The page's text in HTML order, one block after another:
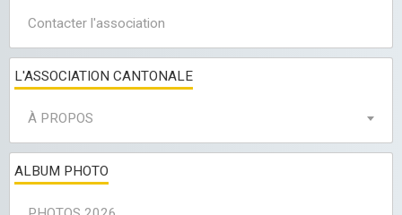
Contacter l'association
L'ASSOCIATION CANTONALE
À PROPOS
ALBUM PHOTO